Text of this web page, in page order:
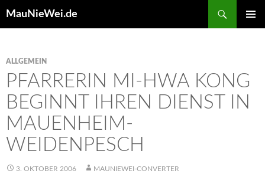
MauNieWei.de
ALLGEMEIN
PFARRERIN MI-HWA KONG
BEGINNT IHREN DIENST IN
MAUENHEIM-
WEIDENPESCH
3. OKTOBER 2006 MAUNIEWEI-CONVERTER